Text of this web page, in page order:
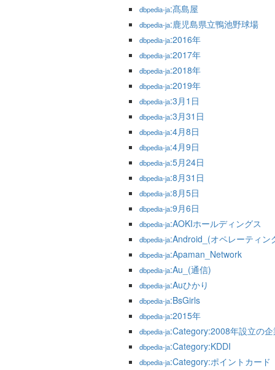
dbpedia-ja:髙島屋
dbpedia-ja:鹿児島県立鴨池野球場
dbpedia-ja:2016年
dbpedia-ja:2017年
dbpedia-ja:2018年
dbpedia-ja:2019年
dbpedia-ja:3月1日
dbpedia-ja:3月31日
dbpedia-ja:4月8日
dbpedia-ja:4月9日
dbpedia-ja:5月24日
dbpedia-ja:8月31日
dbpedia-ja:8月5日
dbpedia-ja:9月6日
dbpedia-ja:AOKIホールディングス
dbpedia-ja:Android_(オペレーティン
dbpedia-ja:Apaman_Network
dbpedia-ja:Au_(通信)
dbpedia-ja:Auひかり
dbpedia-ja:BsGirls
dbpedia-ja:2015年
dbpedia-ja:Category:2008年設立の
dbpedia-ja:Category:KDDI
dbpedia-ja:Category:ポイントカード